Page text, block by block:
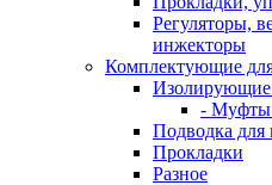
Регуляторы,
инжекторы
Комплектующие для
Изолирующие
- Муфты
Подводка для
Прокладки
Разное